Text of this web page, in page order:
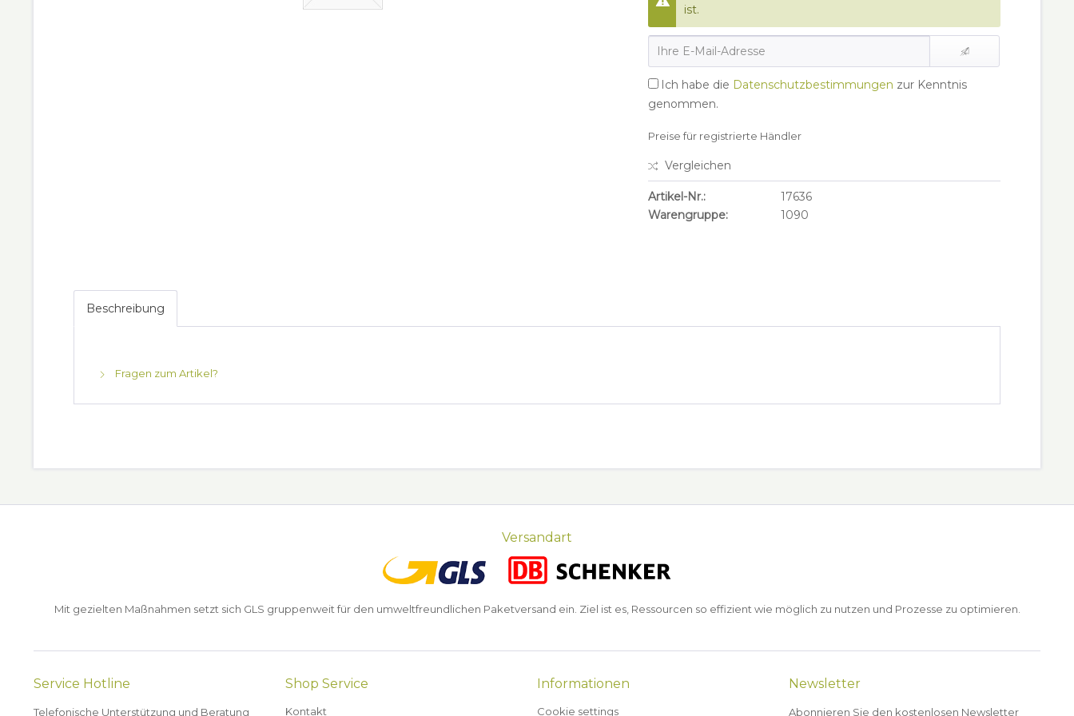
ist.
Ich habe die Datenschutzbestimmungen zur Kenntnis
genommen.
Preise für registrierte Händler
Vergleichen
Artikel-Nr.:
17636
Warengruppe:
1090
Beschreibung
Fragen zum Artikel?
Versandart
Mit gezielten Maßnahmen setzt sich GLS gruppenweit für den umweltfreundlichen Paketversand ein. Ziel ist es, Ressourcen so effizient wie möglich zu nutzen und Prozesse zu optimieren.
Service Hotline
Telefonische Unterstützung und Beratung
Shop Service
Kontakt
Informationen
Cookie settings
Newsletter
Abonnieren Sie den kostenlosen Newsletter